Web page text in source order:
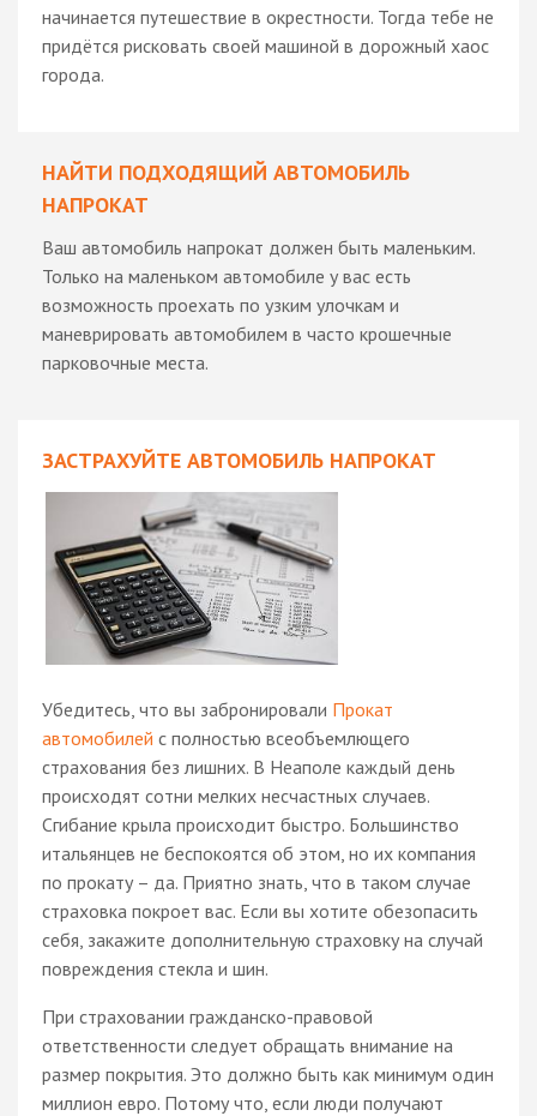
начинается путешествие в окрестности. Тогда тебе не
придётся рисковать своей машиной в дорожный хаос
города.
НАЙТИ ПОДХОДЯЩИЙ АВТОМОБИЛЬ
НАПРОКАТ
Ваш автомобиль напрокат должен быть маленьким.
Только на маленьком автомобиле у вас есть
возможность проехать по узким улочкам и
маневрировать автомобилем в часто крошечные
парковочные места.
ЗАСТРАХУЙТЕ АВТОМОБИЛЬ НАПРОКАТ
Убедитесь, что вы забронировали Прокат
автомобилей с полностью всеобъемлющего
страхования без лишних. В Неаполе каждый день
происходят сотни мелких несчастных случаев.
Сгибание крыла происходит быстро. Большинство
итальянцев не беспокоятся об этом, но их компания
по прокату – да. Приятно знать, что в таком случае
страховка покроет вас. Если вы хотите обезопасить
себя, закажите дополнительную страховку на случай
повреждения стекла и шин.
При страховании гражданско-правовой
ответственности следует обращать внимание на
размер покрытия. Это должно быть как минимум один
миллион евро. Потому что, если люди получают